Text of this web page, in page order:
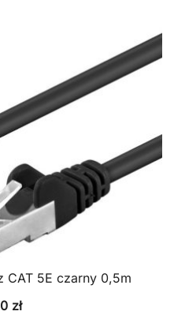
CAT 5E czarny 0,5m
zł